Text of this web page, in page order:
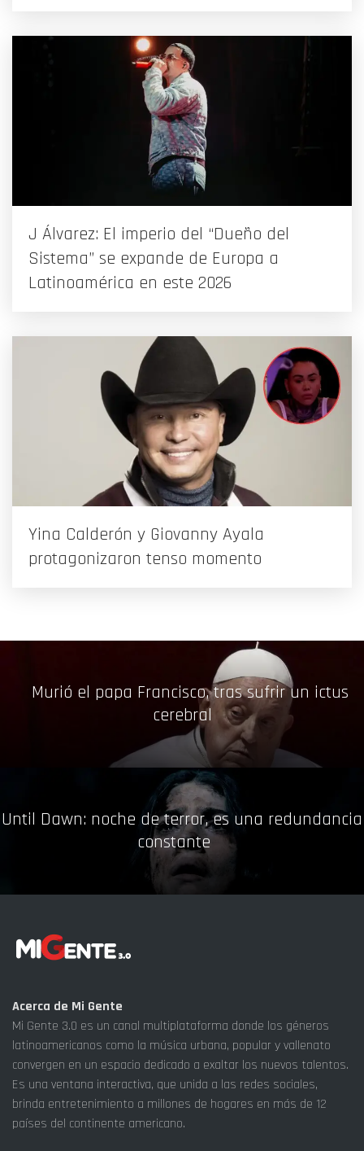
J Álvarez: El imperio del “Dueño del
Sistema” se expande de Europa a
Latinoamérica en este 2026
Yina Calderón y Giovanny Ayala
protagonizaron tenso momento
Murió el papa Francisco, tras sufrir un ictus
cerebral
Until Dawn: noche de terror, es una redundancia
constante
Acerca de Mi Gente
Mi Gente 3.0 es un canal multiplataforma donde los géneros
latinoamericanos como la música urbana, popular y vallenato
convergen en un espacio dedicado a exaltar los nuevos talentos.
Es una ventana interactiva, que unida a las redes sociales,
brinda entretenimiento a millones de hogares en más de 12
países del continente americano.